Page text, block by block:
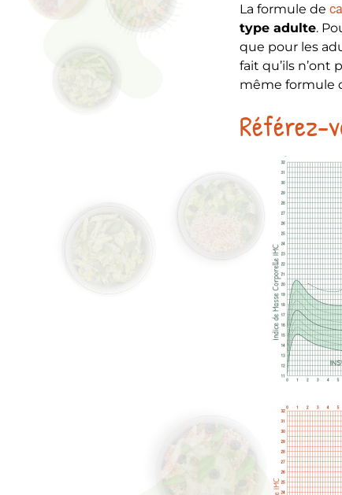
La formule de
type adulte.
que pour les
fait qu’ils n’ont
même formule
Référez-